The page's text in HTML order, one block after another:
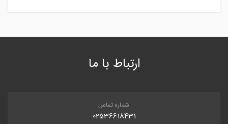
ارتباط با ما
شماره تماس
02536618431